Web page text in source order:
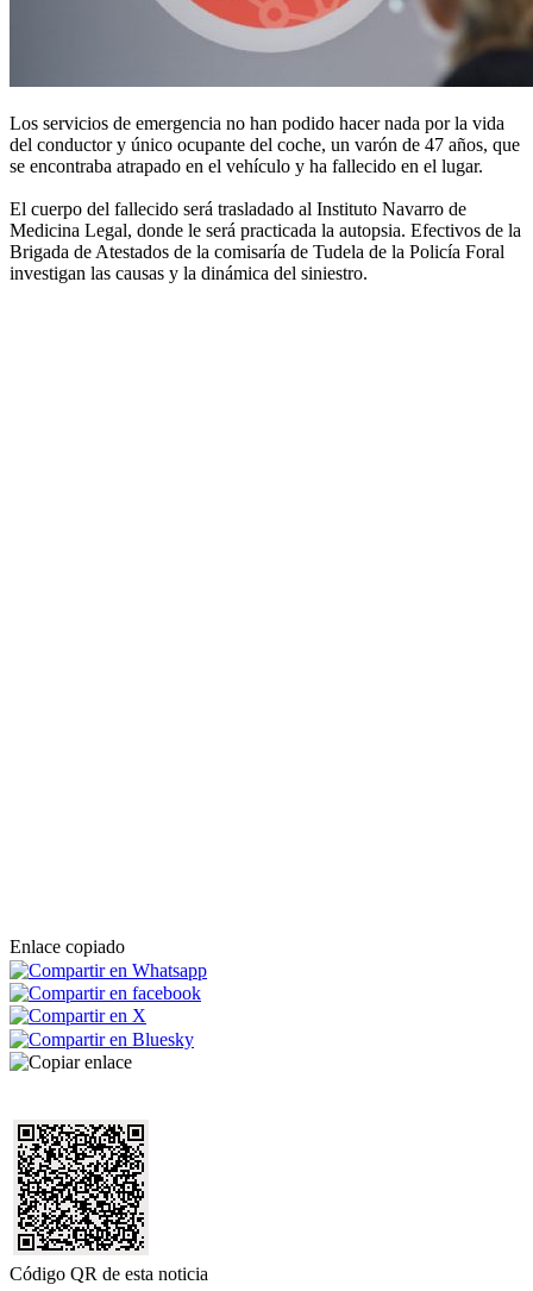
Los servicios de emergencia no han podido hacer nada por la vida
del conductor y único ocupante del coche, un varón de 47 años, que
se encontraba atrapado en el vehículo y ha fallecido en el lugar.
El cuerpo del fallecido será trasladado al Instituto Navarro de
Medicina Legal, donde le será practicada la autopsia. Efectivos de la
Brigada de Atestados de la comisaría de Tudela de la Policía Foral
investigan las causas y la dinámica del siniestro.
Enlace copiado
Código QR de esta noticia